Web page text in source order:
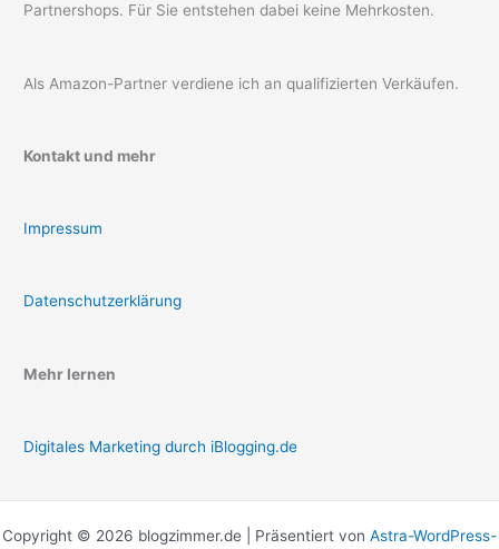
Partnershops. Für Sie entstehen dabei keine Mehrkosten.
Als Amazon-Partner verdiene ich an qualifizierten Verkäufen.
Kontakt und mehr
Impressum
Datenschutzerklärung
Mehr lernen
Digitales Marketing durch iBlogging.de
Copyright © 2026 blogzimmer.de | Präsentiert von Astra-WordPress-